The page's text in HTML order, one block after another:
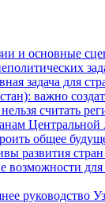
и основные
задача для
важно
считать
общее
развития
возможности
руководство